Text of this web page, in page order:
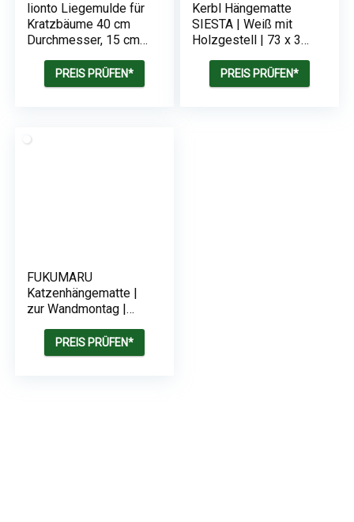
lionto Liegemulde für
Kratzbäume 40 cm
Durchmesser, 15 cm
PREIS PRÜFEN*
Kerbl Hängematte
SIESTA | Weiß mit
Holzgestell | 73 x 36
PREIS PRÜFEN*
FUKUMARU
Katzenhängematte |
zur Wandmontag |
PREIS PRÜFEN*